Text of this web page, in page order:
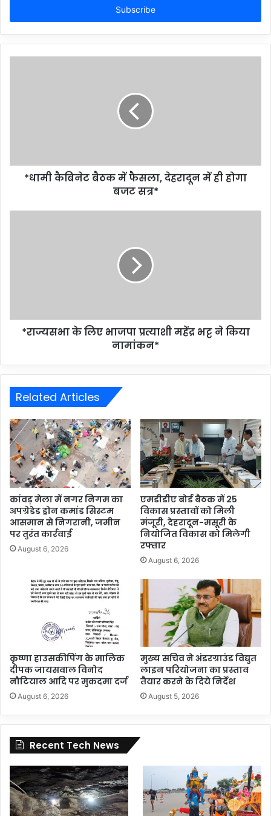
*धामी कैबिनेट बैठक में फैसला, देहरादून में ही होगा
बजट सत्र*
*राज्यसभा के लिए भाजपा प्रत्याशी महेंद्र भट्ट ने किया
नामांकन*
Related Articles
कांवड़ मेला में नगर निगम का
अपग्रेडेड ड्रोन कमांड सिस्टम
आसमान से निगरानी, जमीन
पर तुरंत कार्रवाई
August 6, 2026
एमडीडीए बोर्ड बैठक में 25
विकास प्रस्तावों को मिली
मंजूरी, देहरादून-मसूरी के
नियोजित विकास को मिलेगी
रफ्तार
August 6, 2026
कृष्णा हाउसकीपिंग के मालिक
दीपक जायसवाल विनोद
नौटियाल आदि पर मुकदमा दर्ज
August 6, 2026
मुख्य सचिव ने अंडरग्राउंड विद्युत
लाइन परियोजना का प्रस्ताव
तैयार करने के दिये निर्देश
August 5, 2026
Recent Tech News